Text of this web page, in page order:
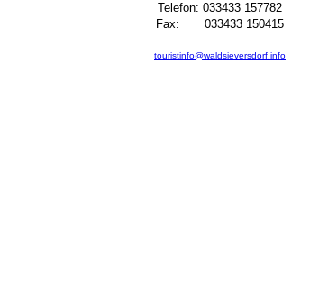
Telefon: 033433 157782
Fax: 033433 150415
touristinfo@waldsieversdorf.info